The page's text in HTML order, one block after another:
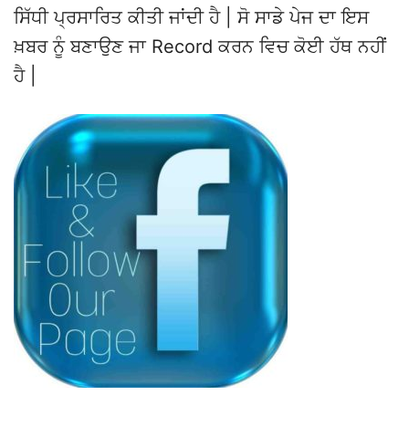
ਸਿੱਧੀ ਪ੍ਰਸਾਰਿਤ ਕੀਤੀ ਜਾਂਦੀ ਹੈ | ਸੋ ਸਾਡੇ ਪੇਜ ਦਾ ਇਸ
ਖ਼ਬਰ ਨੂੰ ਬਣਾਉਣ ਜਾ Record ਕਰਨ ਵਿਚ ਕੋਈ ਹੱਥ ਨਹੀਂ
ਹੈ |